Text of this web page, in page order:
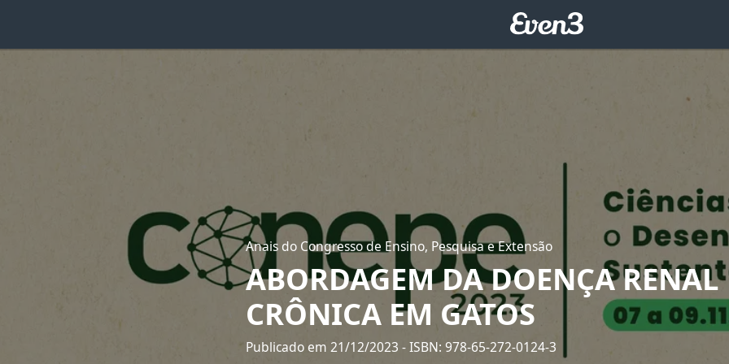
Anais do Congresso de Ensino, Pesquisa e Extensão
ABORDAGEM DA DOENÇA RENAL
CRÔNICA EM GATOS
Publicado em 21/12/2023- ISBN: 978-65-272-0124-3